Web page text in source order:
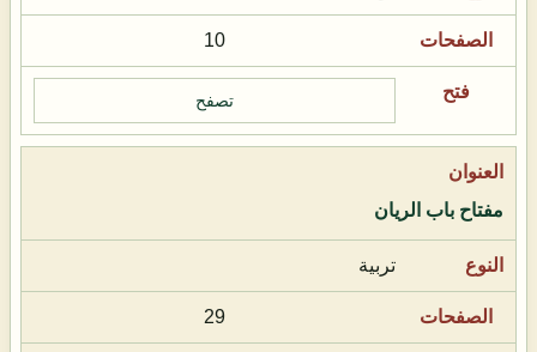
10
تصفح
مفتاح باب الريان
تربية
29